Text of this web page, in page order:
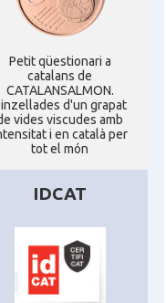
Petit qüestionari a
catalans de
CATALANSALMON.
d'un grapat
vides viscudes amb
i en català per
tot el món
IDCAT